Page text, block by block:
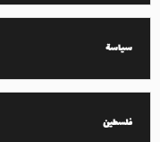
سياسة
فلسطين